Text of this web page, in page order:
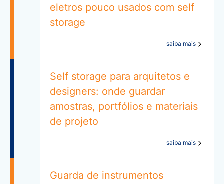
eletros pouco usados com self
storage
saiba mais
Self storage para arquitetos e
designers: onde guardar
amostras, portfólios e materiais
de projeto
saiba mais
Guarda de instrumentos